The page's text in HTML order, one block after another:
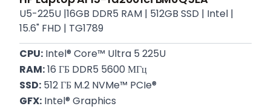
U5-225U |16GB DDR5 RAM | 512GB SSD | Intel |
15.6" FHD | TG1789
CPU: Intel® Core™ Ultra 5 225U
RAM: 16 ГБ DDR5 5600 МГц
SSD: 512 ГБ M.2 NVMe™ PCIe®
GFX: Intel® Graphics